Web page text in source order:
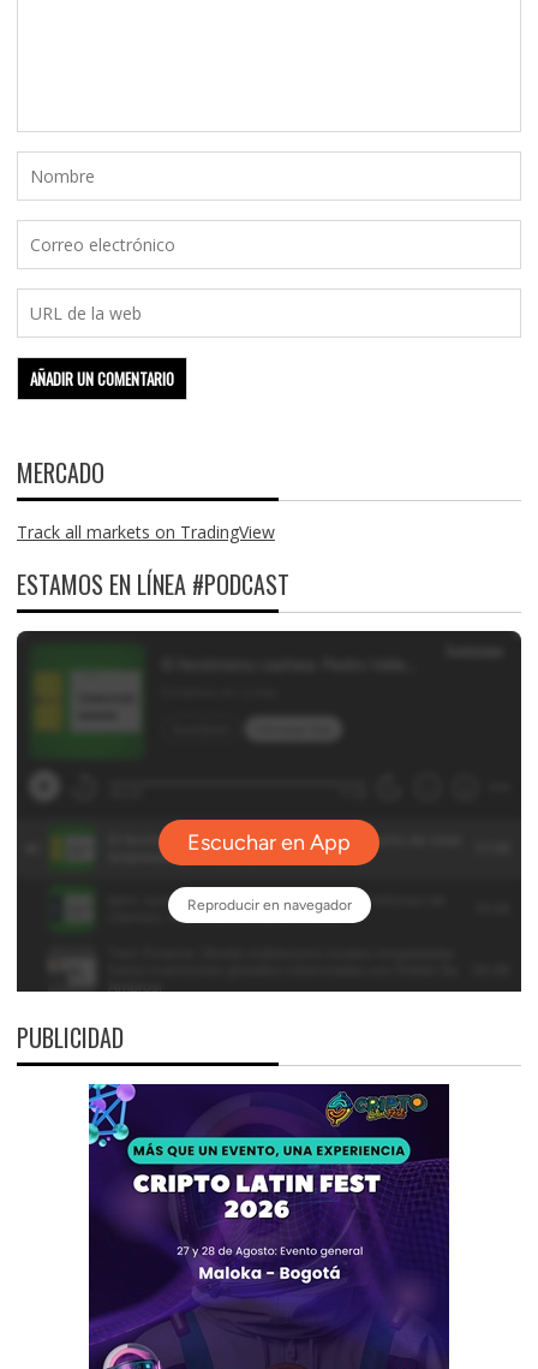
MERCADO
Track all markets on TradingView
ESTAMOS EN LÍNEA #PODCAST
PUBLICIDAD